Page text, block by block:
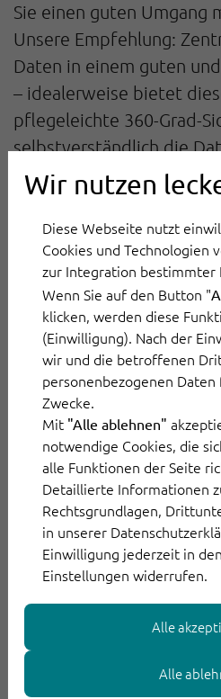
Wir nutzen
Diese Webseite nutzt
Cookies und Technologien
zur Integration bestimmter
Wenn Sie auf den Button "
klicken, werden diese
(Einwilligung). Nach der
wir und die betroffenen
personenbezogenen
Zwecke.
Mit "Alle ablehnen"
notwendige Cookies, die
alle Funktionen der Seite
Detaillierte Informationen
Rechtsgrundlagen,
in unserer
Einwilligung jederzeit in
Einstellungen widerrufen.
Alle
Alle
Sie einen guten Umgang
Unsere Empfehlung:
Daten in einem guten
– idealerweise bietet
pflegeleichte 360-Grad-
selbstverständlich die
Schritt 6:
Einstellung zum
Eine gute Software zur
Daten ist heute
Kundenservice. Doch die
das ausgeklügelte
wenig zielführend, wenn
Unternehmen nicht die
Wertschätzung erhält.
Unternehmen ebenso
internen Glaubenssätzen
Was denken Ihre
über ihre Arbeit? Wie
Abteilungen und
Unternehmen
Haltung begegnen Ihre
Mitarbeiter in der
Machen Sie erst eine